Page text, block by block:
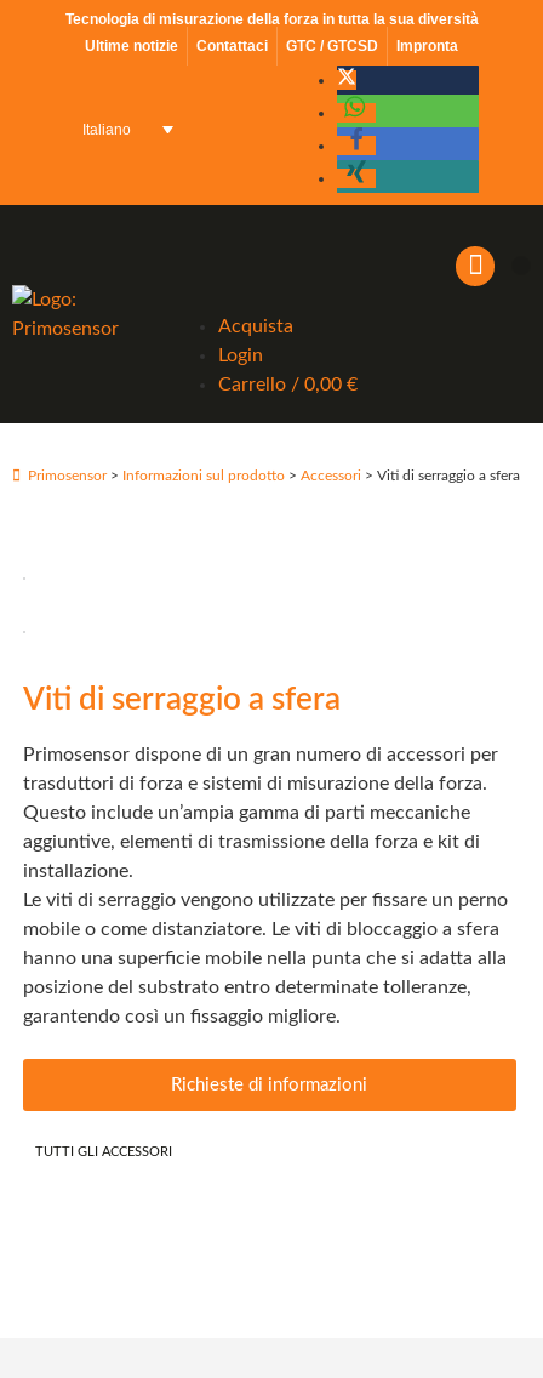
Tecnologia di misurazione della forza in tutta la sua diversità
Ultime notizie
Contattaci GTC / GTCSD Impronta
Italiano
Acquista
Login
Carrello / 0,00 €
Primosensor> Informazioni sul prodotto >Accessori > Viti di serraggio a sfera
Viti di serraggio a sfera
Primosensor dispone di un gran numero di accessori per
trasduttori di forza e sistemi di misurazione della forza.
Questo include un’ampia gamma di parti meccaniche
aggiuntive, elementi di trasmissione della forza e kit di
installazione.
Le viti di serraggio vengono utilizzate per fissare un perno
mobile o come distanziatore. Le viti di bloccaggio a sfera
hanno una superficie mobile nella punta che si adatta alla
posizione del substrato entro determinate tolleranze,
garantendo così un fissaggio migliore.
Richieste di informazioni
TUTTI GLI ACCESSORI